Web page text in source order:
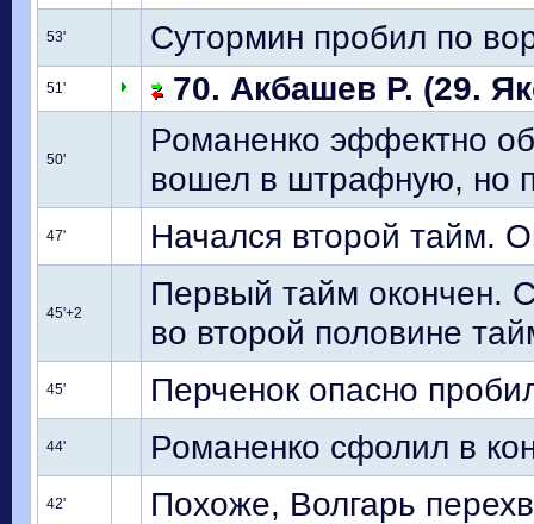
53' Сутормин пробил по
51' 70. Акбашев Р. (29.
50'
Романенко эффектно
вошел в штрафную, но
47' Начался второй тайм.
45'+2
Первый тайм окончен.
во второй половине
45' Перченок опасно
44' Романенко сфолил в
42' Похоже, Волгарь